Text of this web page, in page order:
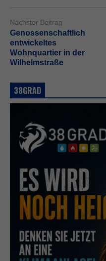
Nächster Beitrag
Genossenschaftlich
entwickeltes
Wohnquartier in der
Wilhelmstraße
38GRAD